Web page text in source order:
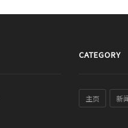
CATEGORY
主页 新